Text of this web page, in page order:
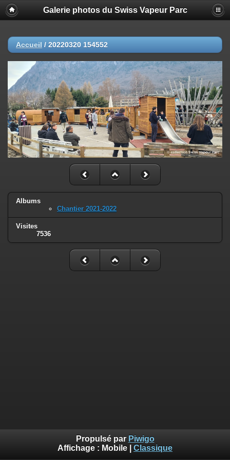
Galerie photos du Swiss Vapeur Parc
Accueil / 20220320 154552
Albums
Chantier 2021-2022
Visites
7536
Propulsé par Piwigo
Affichage : Mobile Classique